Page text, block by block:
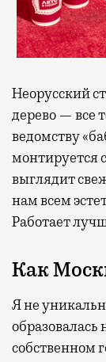
Неорусский
дерево — все
ведомству
монтируется
выглядит
нам всем
Работает
Как
Я не
собственном